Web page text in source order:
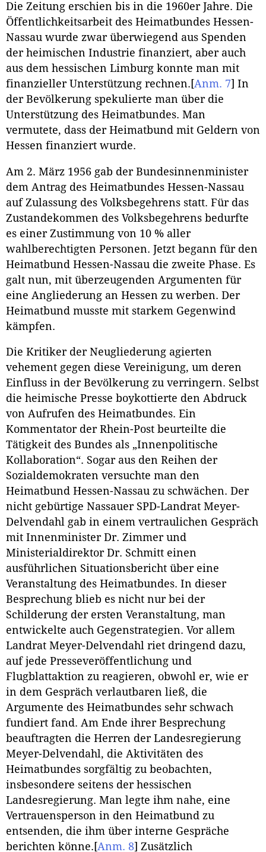
Die Zeitung erschien bis in die 1960er Jahre. Die
Öffentlichkeitsarbeit des Heimatbundes Hessen-
Nassau wurde zwar überwiegend aus Spenden
der heimischen Industrie finanziert, aber auch
aus dem hessischen Limburg konnte man mit
finanzieller Unterstützung rechnen. [Anm. 7] In
der Bevölkerung spekulierte man über die
Unterstützung des Heimatbundes. Man
vermutete, dass der Heimatbund mit Geldern von
Hessen finanziert wurde.
Am 2. März 1956 gab der Bundesinnenminister
dem Antrag des Heimatbundes Hessen-Nassau
auf Zulassung des Volksbegehrens statt. Für das
Zustandekommen des Volksbegehrens bedurfte
es einer Zustimmung von 10 % aller
wahlberechtigten Personen. Jetzt begann für den
Heimatbund Hessen-Nassau die zweite Phase. Es
galt nun, mit überzeugenden Argumenten für
eine Angliederung an Hessen zu werben. Der
Heimatbund musste mit starkem Gegenwind
kämpfen.
Die Kritiker der Neugliederung agierten
vehement gegen diese Vereinigung, um deren
Einfluss in der Bevölkerung zu verringern. Selbst
die heimische Presse boykottierte den Abdruck
von Aufrufen des Heimatbundes. Ein
Kommentator der Rhein-Post beurteilte die
Tätigkeit des Bundes als „Innenpolitische
Kollaboration“. Sogar aus den Reihen der
Sozialdemokraten versuchte man den
Heimatbund Hessen-Nassau zu schwächen. Der
nicht gebürtige Nassauer SPD-Landrat Meyer-
Delvendahl gab in einem vertraulichen Gespräch
mit Innenminister Dr. Zimmer und
Ministerialdirektor Dr. Schmitt einen
ausführlichen Situationsbericht über eine
Veranstaltung des Heimatbundes. In dieser
Besprechung blieb es nicht nur bei der
Schilderung der ersten Veranstaltung, man
entwickelte auch Gegenstrategien. Vor allem
Landrat Meyer-Delvendahl riet dringend dazu,
auf jede Presseveröffentlichung und
Flugblattaktion zu reagieren, obwohl er, wie er
in dem Gespräch verlautbaren ließ, die
Argumente des Heimatbundes sehr schwach
fundiert fand. Am Ende ihrer Besprechung
beauftragten die Herren der Landesregierung
Meyer-Delvendahl, die Aktivitäten des
Heimatbundes sorgfältig zu beobachten,
insbesondere seitens der hessischen
Landesregierung. Man legte ihm nahe, eine
Vertrauensperson in den Heimatbund zu
entsenden, die ihm über interne Gespräche
berichten könne. [Anm. 8] Zusätzlich